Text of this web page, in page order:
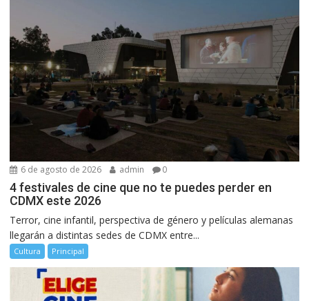
6 de agosto de 2026 admin 0
4 festivales de cine que no te puedes perder en
CDMX este 2026
Terror, cine infantil, perspectiva de género y películas alemanas
llegarán a distintas sedes de CDMX entre...
Cultura Principal